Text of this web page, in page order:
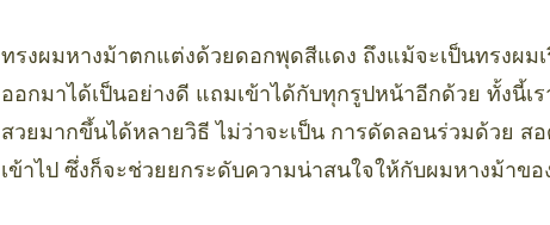
ทรงผมหางม้าตกแต่งด้วยดอกพุดสีแดง ถึงแม้จะเป็นทรงผม
ออกมาได้เป็นอย่างดี แถมเข้าได้กับทุกรูปหน้าอีกด้วย ทั้งนี้เ
สวยมากขึ้นได้หลายวิธี ไม่ว่าจะเป็น การดัดลอนร่วมด้วย ส
เข้าไป ซึ่งก็จะช่วยยกระดับความน่าสนใจให้กับผมหางม้าข